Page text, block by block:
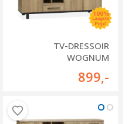
TV-DRESSOIR
WOGNUM
899,-